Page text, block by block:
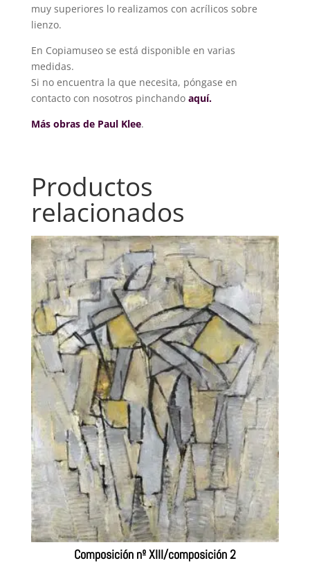
muy superiores lo realizamos con acrílicos sobre
lienzo.
En Copiamuseo se está disponible en varias
medidas.
Si no encuentra la que necesita, póngase en
contacto con nosotros pinchando aquí.
Más obras de Paul Klee.
Productos
relacionados
Composición nº XIII/composición 2